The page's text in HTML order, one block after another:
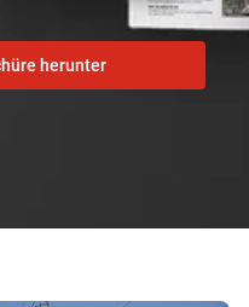
herunter